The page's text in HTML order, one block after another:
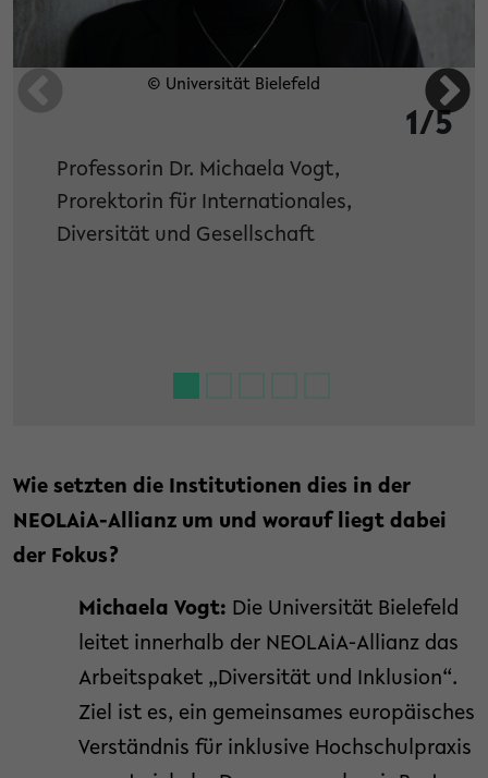
© Universität Bielefeld
1/5
Professorin Dr. Michaela Vogt,
Prorektorin für Internationales,
Diversität und Gesellschaft
Wie setzten die Institutionen dies in der
NEOLAiA-Allianz um und worauf liegt dabei
der Fokus?
Michaela Vogt: Die Universität Bielefeld
leitet innerhalb der NEOLAiA-Allianz das
Arbeitspaket „Diversität und Inklusion“.
Ziel ist es, ein gemeinsames europäisches
Verständnis für inklusive Hochschulpraxis